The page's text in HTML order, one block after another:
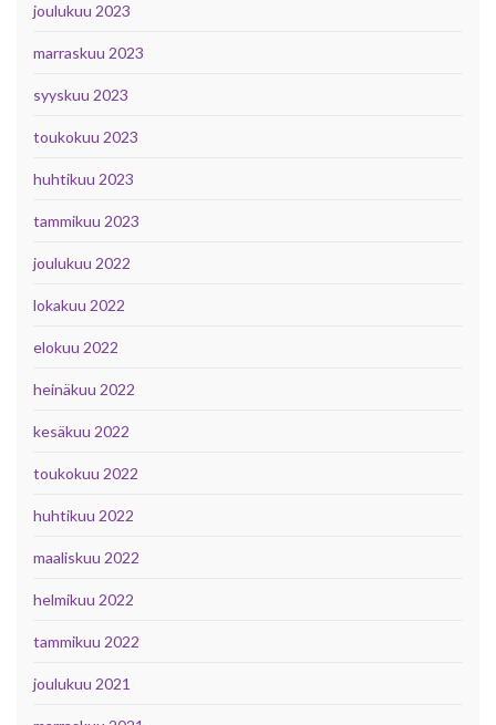
joulukuu 2023
marraskuu 2023
syyskuu 2023
toukokuu 2023
huhtikuu 2023
tammikuu 2023
joulukuu 2022
lokakuu 2022
elokuu 2022
heinäkuu 2022
kesäkuu 2022
toukokuu 2022
huhtikuu 2022
maaliskuu 2022
helmikuu 2022
tammikuu 2022
joulukuu 2021